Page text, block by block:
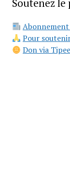
Soutenez
Pour
Don via